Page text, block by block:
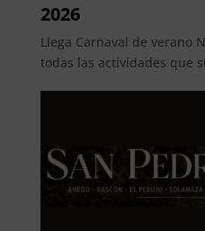
2026
Llega Carnaval de verano
todas las actividades que